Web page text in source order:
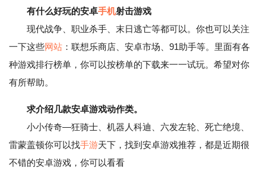
有什么好玩的安卓手机射击游戏
现代战争、职业杀手、末日逃亡等都可以。你也可以关注
一下这些网站 ：联想乐商店、安卓市场、91助手等。里面有各
种游戏排行榜单，你可以按榜单的下载来一一试玩。希望对你
有所帮助。
求介绍几款安卓游戏动作类。
小小传奇—狂骑士、机器人科迪、六发左轮、死亡绝境、
雷蒙盖顿你可以找手游天下，找到安卓游戏推荐，都是近期很
不错的安卓游戏，你可以看看